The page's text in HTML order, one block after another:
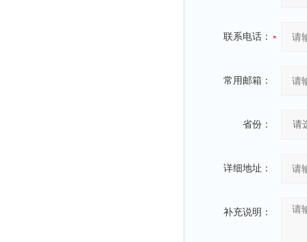
联系电话：
常用邮箱：
省份：
详细地址：
补充说明：